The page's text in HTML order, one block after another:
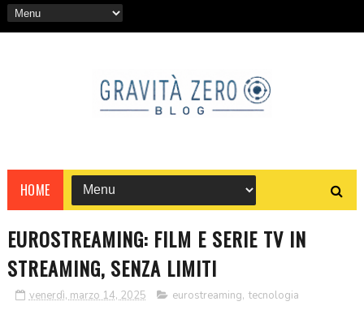
HOME
EUROSTREAMING: FILM E SERIE TV IN
STREAMING, SENZA LIMITI
venerdì, marzo 14, 2025 eurostreaming, tecnologia